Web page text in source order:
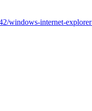
windows-internet-